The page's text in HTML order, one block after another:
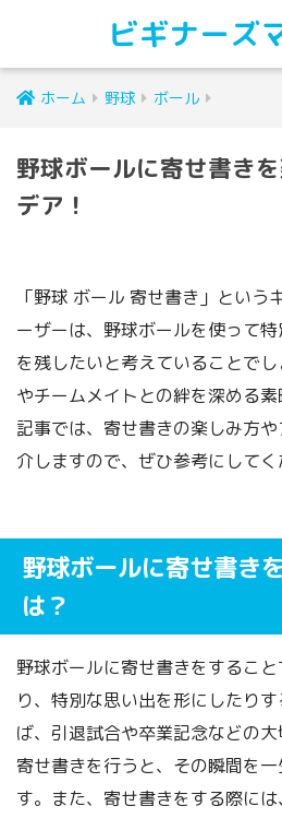
ビギナーズ
ホーム 野球 ボール
野球ボールに寄せ書き
デア！
「野球 ボール 寄せ書き」という
ーザーは、野球ボールを使って
を残したいと考えていることで
やチームメイトとの絆を深める
記事では、寄せ書きの楽しみ方
介しますので、ぜひ参考にしてく
野球ボールに寄せ書き
は？
野球ボールに寄せ書きをするこ
り、特別な思い出を形にしたり
ば、引退試合や卒業記念などの
寄せ書きを行うと、その瞬間を
す。また、寄せ書きをする際に